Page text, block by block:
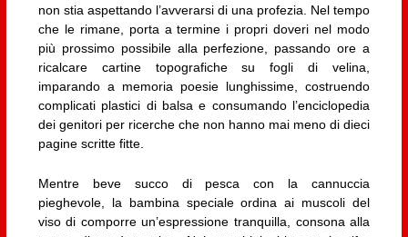
non stia aspettando l’avverarsi di una profezia. Nel tempo
che le rimane, porta a termine i propri doveri nel modo
più prossimo possibile alla perfezione, passando ore a
ricalcare cartine topografiche su fogli di velina,
imparando a memoria poesie lunghissime, costruendo
complicati plastici di balsa e consumando l’enciclopedia
dei genitori per ricerche che non hanno mai meno di dieci
pagine scritte fitte.
Mentre beve succo di pesca con la cannuccia
pieghevole, la bambina speciale ordina ai muscoli del
viso di comporre un’espressione tranquilla, consona alla